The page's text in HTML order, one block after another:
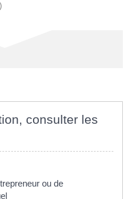
consulter les
ou de